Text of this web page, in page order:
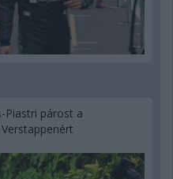
Piastri párost a